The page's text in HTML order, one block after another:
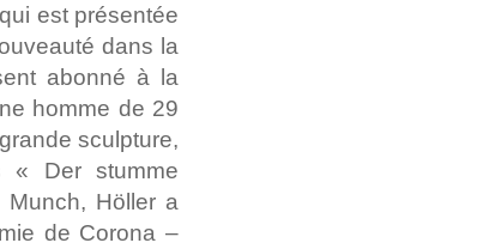
est présentée
dans la
abonné à la
homme de 29
sculpture,
« Der stumme
Munch, Höller a
de Corona –